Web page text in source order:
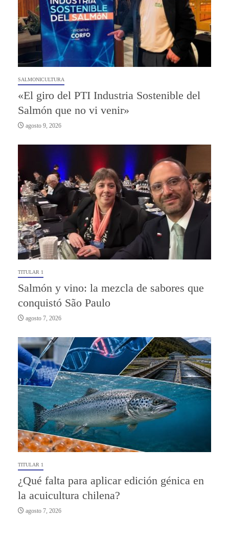
SALMONICULTURA
«El giro del PTI Industria Sostenible del
Salmón que no vi venir»
agosto 9, 2026
TITULAR 1
Salmón y vino: la mezcla de sabores que
conquistó São Paulo
agosto 7, 2026
TITULAR 1
¿Qué falta para aplicar edición génica en
la acuicultura chilena?
agosto 7, 2026